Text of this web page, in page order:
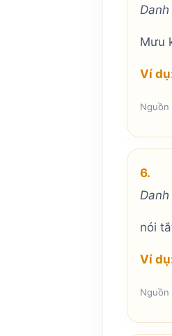
Mưu
Ví
Nguồn
6.
nói
Ví
Nguồn